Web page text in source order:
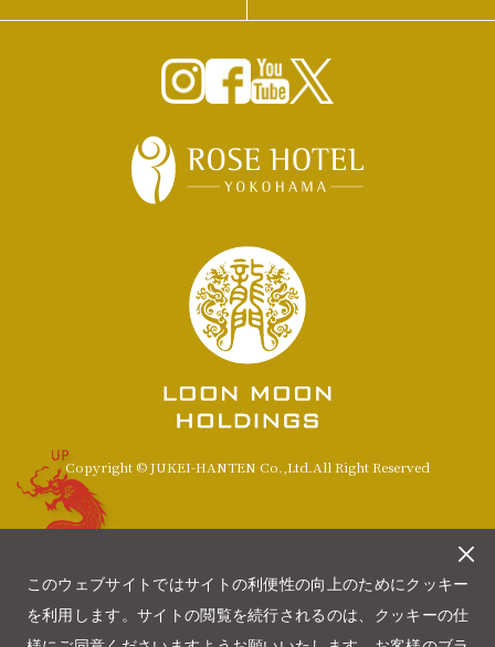
Copyright © JUKEI-HANTEN Co.,Ltd.All Right Reserved
UP
このウェブサイトではサイトの利便性の向上のためにクッキー
を利用します。サイトの閲覧を続行されるのは、クッキーの仕